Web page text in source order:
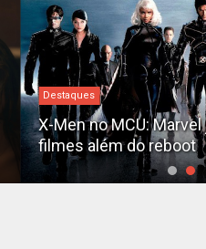
Destaques
X-Men no MCU:
filmes além do reboot